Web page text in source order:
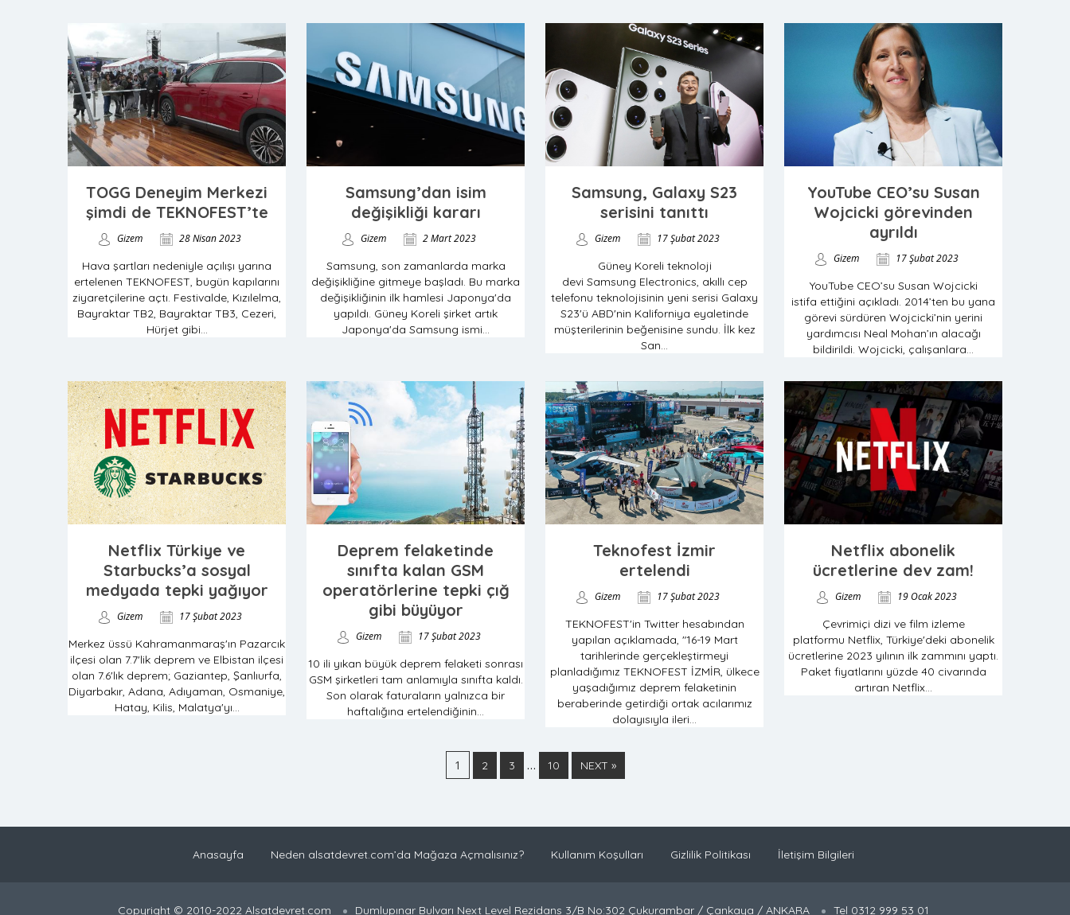
TOGG Deneyim Merkezi
şimdi de TEKNOFEST’te
Gizem 28 Nisan 2023
Hava şartları nedeniyle açılışı yarına
ertelenen TEKNOFEST, bugün kapılarını
ziyaretçilerine açtı. Festivalde, Kızılelma,
Bayraktar TB2, Bayraktar TB3, Cezeri,
Hürjet gibi...
Samsung’dan isim
değişikliği kararı
Gizem 2 Mart 2023
Samsung, son zamanlarda marka
değişikliğine gitmeye başladı. Bu marka
değişikliğinin ilk hamlesi Japonya'da
yapıldı. Güney Koreli şirket artık
Japonya'da Samsung ismi...
Samsung, Galaxy S23
serisini tanıttı
Gizem 17 Şubat 2023
Güney Koreli teknoloji
devi Samsung Electronics, akıllı cep
telefonu teknolojisinin yeni serisi Galaxy
S23'ü ABD'nin Kaliforniya eyaletinde
müşterilerinin beğenisine sundu. İlk kez
San...
YouTube CEO’su Susan
Wojcicki görevinden
ayrıldı
Gizem 17 Şubat 2023
YouTube CEO’su Susan Wojcicki
istifa ettiğini açıkladı. 2014’ten bu yana
görevi sürdüren Wojcicki’nin yerini
yardımcısı Neal Mohan’ın alacağı
bildirildi. Wojcicki, çalışanlara...
Netflix Türkiye ve
Starbucks’a sosyal
medyada tepki yağıyor
Gizem 17 Şubat 2023
Merkez üssü Kahramanmaraş'ın Pazarcık
ilçesi olan 7.7'lik deprem ve Elbistan ilçesi
olan 7.6'lık deprem; Gaziantep, Şanlıurfa,
Diyarbakır, Adana, Adıyaman, Osmaniye,
Hatay, Kilis, Malatya'yı...
Deprem felaketinde
sınıfta kalan GSM
operatörlerine tepki çığ
gibi büyüyor
Gizem 17 Şubat 2023
10 ili yıkan büyük deprem felaketi sonrası
GSM şirketleri tam anlamıyla sınıfta kaldı.
Son olarak faturaların yalnızca bir
haftalığına ertelendiğinin...
Teknofest İzmir
ertelendi
Gizem 17 Şubat 2023
TEKNOFEST'in Twitter hesabından
yapılan açıklamada, "16-19 Mart
tarihlerinde gerçekleştirmeyi
planladığımız TEKNOFEST İZMİR, ülkece
yaşadığımız deprem felaketinin
beraberinde getirdiği ortak acılarımız
dolayısıyla ileri...
Netflix abonelik
ücretlerine dev zam!
Gizem 19 Ocak 2023
Çevrimiçi dizi ve film izleme
platformu Netflix, Türkiye'deki abonelik
ücretlerine 2023 yılının ilk zammını yaptı.
Paket fiyatlarını yüzde 40 civarında
artıran Netflix...
1 2 3 … 10 NEXT »
Anasayfa Neden alsatdevret.com’da Mağaza Açmalısınız? Kullanım Koşulları Gizlilik Politikası İletişim Bilgileri
Copyright © 2010-2022 Alsatdevret.com Dumlupınar Bulvarı Next Level Rezidans 3/B No:302 Çukurambar / Çankaya / ANKARA Tel 0312 999 53 01